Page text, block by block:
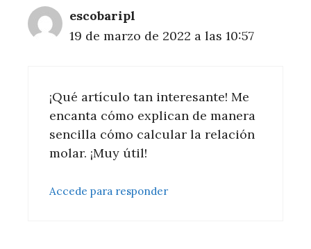
escobaripl
19 de marzo de 2022 a las 10:57
¡Qué artículo tan interesante! Me
encanta cómo explican de manera
sencilla cómo calcular la relación
molar. ¡Muy útil!
Accede para responder